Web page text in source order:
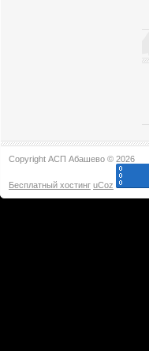
Copyright АСП Абашево © 2026
Бесплатный хостинг uCoz